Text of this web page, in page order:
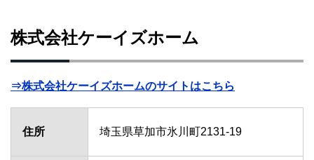
株式会社ケーイズホーム
⇒株式会社ケーイズホームのサイトはこちら
住所 埼玉県草加市氷川町2131-19